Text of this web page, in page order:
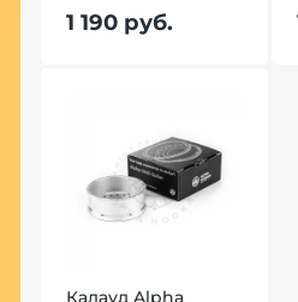
1 190 руб.
Калауд Alpha